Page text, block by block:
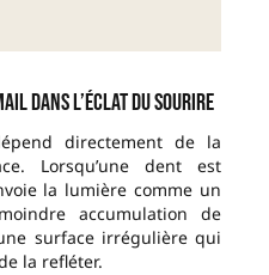
dans l’éclat du sourire
directement de la
Lorsqu’une dent est
la lumière comme un
accumulation de
surface irrégulière qui
la refléter.